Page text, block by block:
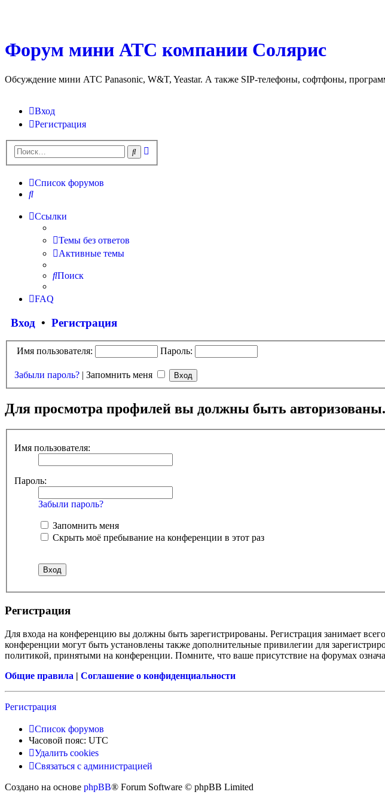
Форум мини АТС компании Солярис
Обсуждение мини АТС Panasonic, W&T, Yeastar. А также SIP-телефоны, софтфоны,
Вход
Регистрация
Поиск
Список форумов
Поиск
Ссылки
Темы без ответов
Активные темы
Поиск
FAQ
Вход • Регистрация
Имя пользователя: Пароль:
Забыли пароль? | Запомнить меня
Для просмотра профилей вы должны быть авторизованы.
Имя пользователя:
Пароль:
Забыли пароль?
Запомнить меня
Скрыть моё пребывание на конференции в этот раз
Регистрация
Для входа на конференцию вы должны быть зарегистрированы. Регистрация занимает
конференции могут быть установлены также дополнительные привилегии для
политикой, принятыми на конференции. Помните, что ваше присутствие на форумах
Общие правила | Соглашение о конфиденциальности
Регистрация
Список форумов
Часовой пояс: UTC
Удалить cookies
Связаться с администрацией
Создано на основе phpBB® Forum Software © phpBB Limited